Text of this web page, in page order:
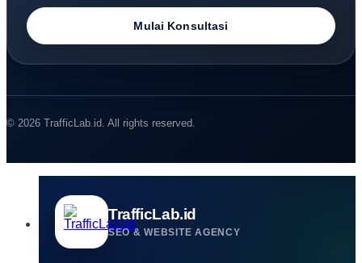
Mulai Konsultasi
© 2026 TrafficLab.id. All rights reserved.
TrafficLab.id
SEO & WEBSITE AGENCY